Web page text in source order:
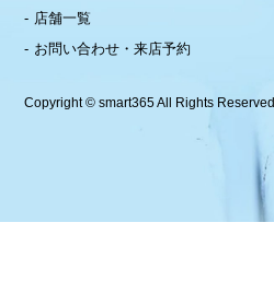
店舗一覧
お問い合わせ・来店予約
Copyright © smart365 All Rights Reserved.